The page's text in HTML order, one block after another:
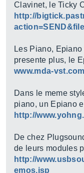
Clavinet, le Ticky
http://
Les Piano,
presente plus, le
www.mda-vst.com
Dans le meme
piano, un Epiano
http://
De chez
de leurs modules
http://
emos.jsp